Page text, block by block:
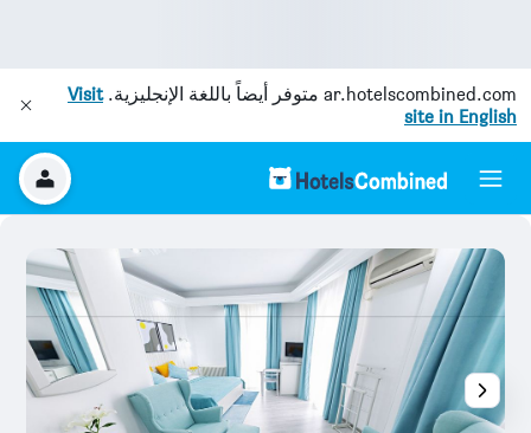
ar.hotelscombined.com متوفر أيضاً باللغة الإنجليزية.Visit
site in English